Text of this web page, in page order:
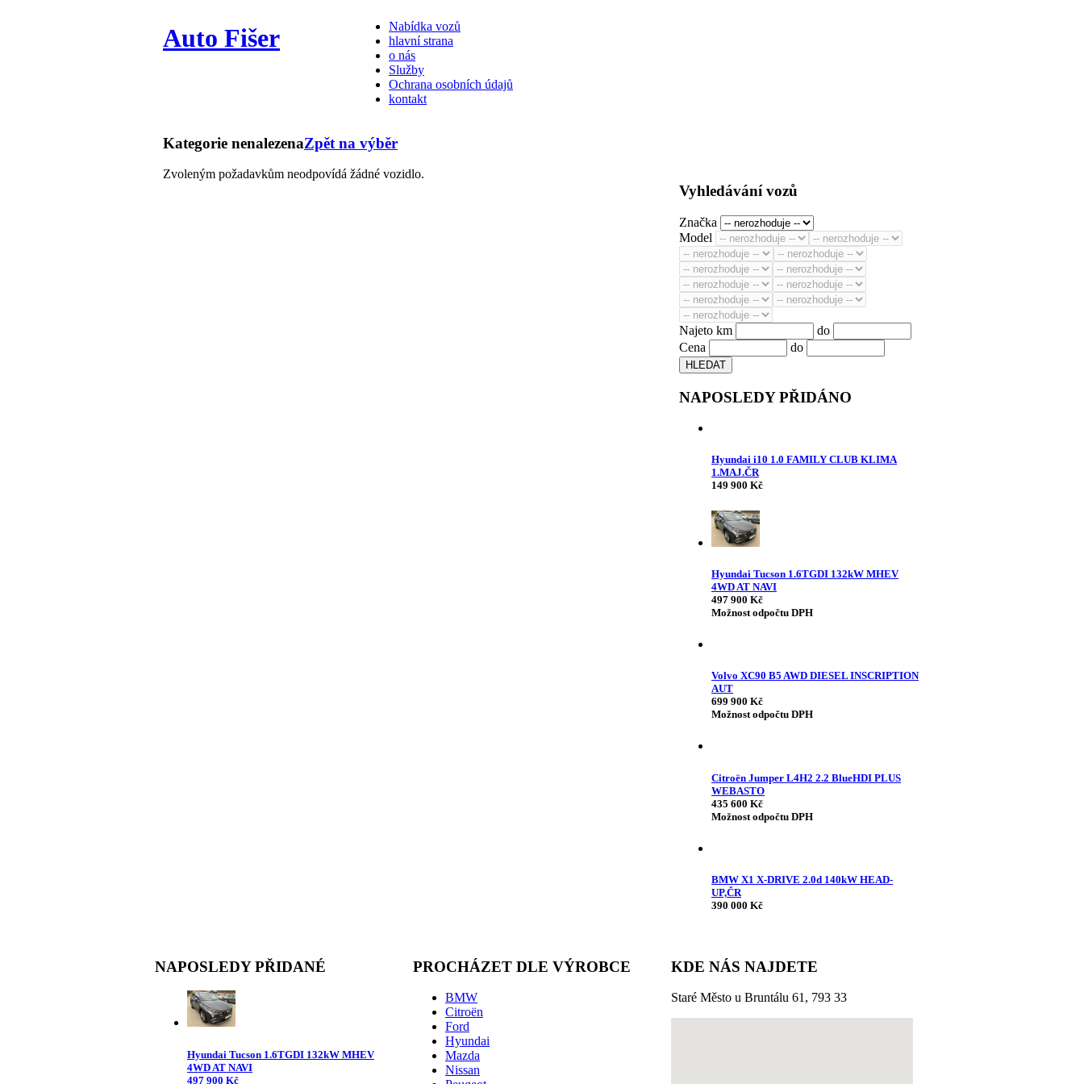
Auto Fišer
Nabídka vozů
hlavní strana
o nás
Služby
Ochrana osobních údajů
kontakt
Kategorie nenalezenaZpět na výběr
Zvoleným požadavkům neodpovídá žádné vozidlo.
Vyhledávání vozů
Značka
Model
Najeto km
do
Cena
do
NAPOSLEDY PŘIDÁNO
Hyundai i10 1.0 FAMILY CLUB KLIMA
1.MAJ.ČR
149 900 Kč
Hyundai Tucson 1.6TGDI 132kW MHEV
4WD AT NAVI
497 900 Kč
Možnost odpočtu DPH
Volvo XC90 B5 AWD DIESEL INSCRIPTION
AUT
699 900 Kč
Možnost odpočtu DPH
Citroën Jumper L4H2 2.2 BlueHDI PLUS
WEBASTO
435 600 Kč
Možnost odpočtu DPH
BMW X1 X-DRIVE 2.0d 140kW HEAD-
UP,ČR
390 000 Kč
NAPOSLEDY PŘIDANÉ
Hyundai Tucson 1.6TGDI 132kW MHEV
4WD AT NAVI
497 900 Kč
PROCHÁZET DLE VÝROBCE
BMW
Citroën
Ford
Hyundai
Mazda
Nissan
KDE NÁS NAJDETE
Staré Město u Bruntálu 61, 793 33